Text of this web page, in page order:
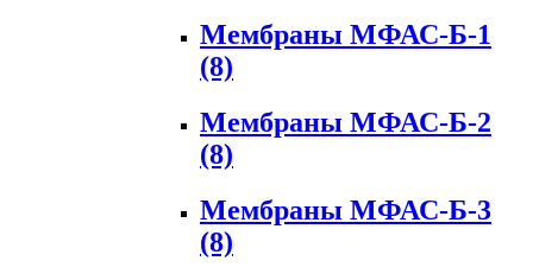
Мембраны МФАС-Б-1
(8)
Мембраны МФАС-Б-2
(8)
Мембраны МФАС-Б-3
(8)